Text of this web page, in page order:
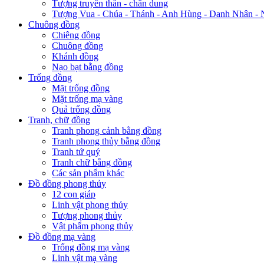
Tượng truyền thần - chân dung
Tượng Vua - Chúa - Thánh - Anh Hùng - Danh Nhân -
Chuông đồng
Chiêng đồng
Chuông đồng
Khánh đồng
Nạo bạt bằng đồng
Trống đồng
Mặt trống đồng
Mặt trống mạ vàng
Quả trống đồng
Tranh, chữ đồng
Tranh phong cảnh bằng đồng
Tranh phong thủy bằng đồng
Tranh tứ quý
Tranh chữ bằng đồng
Các sản phẩm khác
Đồ đồng phong thủy
12 con giáp
Linh vật phong thủy
Tượng phong thủy
Vật phẩm phong thủy
Đồ đồng mạ vàng
Trống đồng mạ vàng
Linh vật mạ vàng